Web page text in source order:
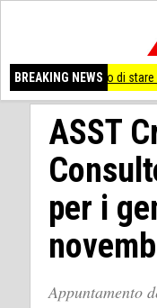
BREAKING NEWS
di stare dalla parte
ASST
per i
Appuntamento